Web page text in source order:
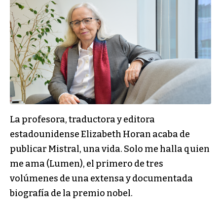
La profesora, traductora y editora
estadounidense Elizabeth Horan acaba de
publicar Mistral, una vida. Solo me halla quien
me ama (Lumen), el primero de tres
volúmenes de una extensa y documentada
biografía de la premio nobel.